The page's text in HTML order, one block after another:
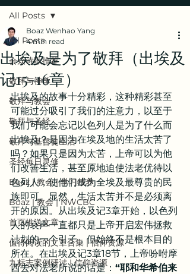
All Posts
会众诗歌推荐
敬拜与神学
敬拜与教会
敬拜与圣经
敬拜与基督徒生活
圣经每日灵修
Boaz | 教会 | 学习牧养
Boaz | 教会 | NWCBC
首页推送文章
值得阅读的文章合集 | 信仰资源
九标志案例研讨 | 信仰资源
All Posts
出埃及是为了敬拜（出埃及
记15-16章）
Boaz Wenhao Yang
4 min read
出埃及的故事十分精彩，这种精彩甚至
可能过分吸引了我们的注意力，以至于
我们可能会忘记以色列人是为了什么而
出埃及？是因为在埃及地的生活太苦了
吗？如果只是因为太苦，上帝可以为他
们改善生活，甚至原地迫使法老优待以
色列人，使他们成为全埃及最尊贵的民
族即可。显然，生活太苦并不是必须离
开的原因。从出埃及记3章开始，以色列
人的哀声一直都只是上帝开启宏伟拯救
计划的一个引子，但始终不是根本目的
所在。在出埃及记3章18节，上帝吩咐摩
西去对法老所说的话是： “耶和华希伯来